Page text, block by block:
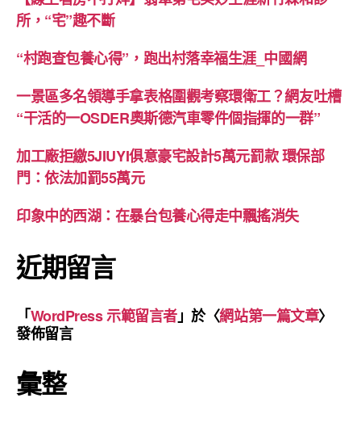
所，“宅”趣不斷
“村跑查包養心得”，跑出村落幸福生涯_中國網
一景區多名領導手拿表格圍觀考察環衛工？網友吐槽
“干活的一OSDER奧斯德汽車零件個指揮的一群”
加工廠拒繳5JIUYI俱意豪宅設計5萬元罰款 環保部
門：依法加罰55萬元
印象中的西湖：在暴台包養心得走中飄搖消失
近期留言
「WordPress 示範留言者」於〈網站第一篇文章〉
發佈留言
彙整